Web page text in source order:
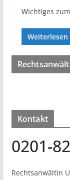
Wichtiges
Weiterlesen
Kontakt
0201-
Rechtsanwältin